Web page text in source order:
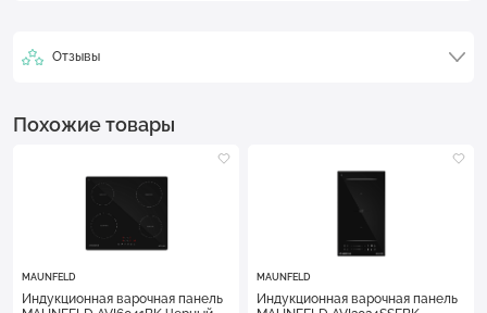
Отзывы
Похожие товары
MAUNFELD
Индукционная варочная панель
MAUNFELD
Индукционная варочная панель